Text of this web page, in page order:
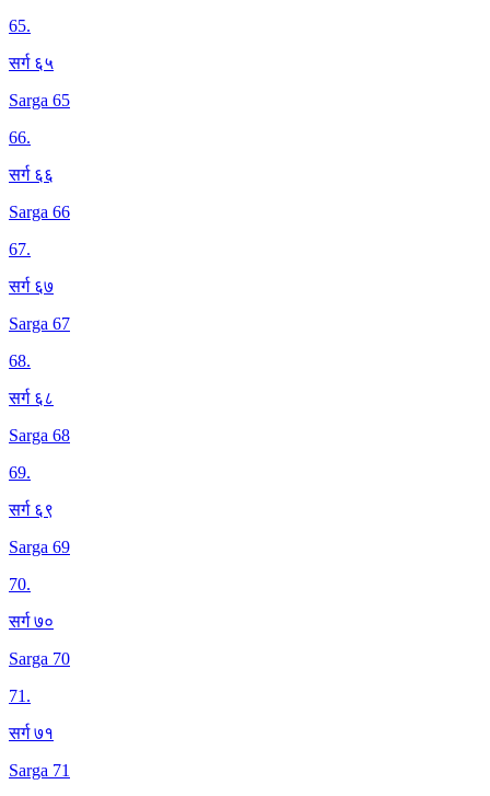
65.
सर्ग ६५
Sarga 65
66.
सर्ग ६६
Sarga 66
67.
सर्ग ६७
Sarga 67
68.
सर्ग ६८
Sarga 68
69.
सर्ग ६९
Sarga 69
70.
सर्ग ७०
Sarga 70
71.
सर्ग ७१
Sarga 71